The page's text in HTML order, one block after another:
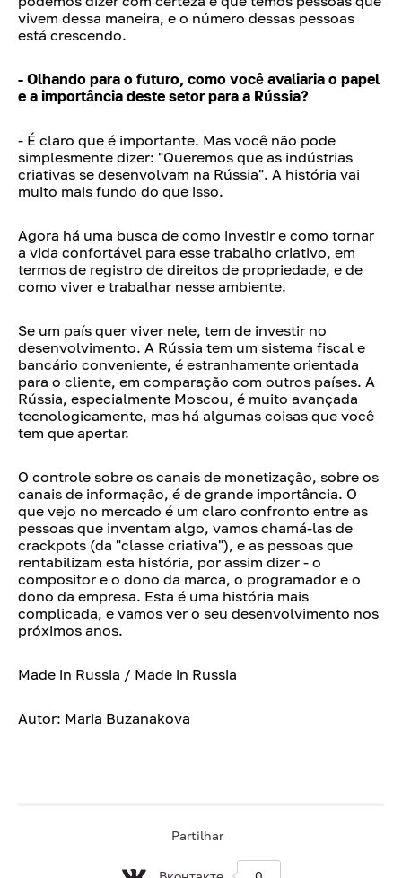
vivem dessa maneira, e o número dessas pessoas
está crescendo.
- Olhando para o futuro, como você avaliaria o papel
e a importância deste setor para a Rússia?
- É claro que é importante. Mas você não pode
simplesmente dizer: "Queremos que as indústrias
criativas se desenvolvam na Rússia". A história vai
muito mais fundo do que isso.
Agora há uma busca de como investir e como tornar
a vida confortável para esse trabalho criativo, em
termos de registro de direitos de propriedade, e de
como viver e trabalhar nesse ambiente.
Se um país quer viver nele, tem de investir no
desenvolvimento. A Rússia tem um sistema fiscal e
bancário conveniente, é estranhamente orientada
para o cliente, em comparação com outros países. A
Rússia, especialmente Moscou, é muito avançada
tecnologicamente, mas há algumas coisas que você
tem que apertar.
O controle sobre os canais de monetização, sobre os
canais de informação, é de grande importância. O
que vejo no mercado é um claro confronto entre as
pessoas que inventam algo, vamos chamá-las de
crackpots (da "classe criativa"), e as pessoas que
rentabilizam esta história, por assim dizer - o
compositor e o dono da marca, o programador e o
dono da empresa. Esta é uma história mais
complicada, e vamos ver o seu desenvolvimento nos
próximos anos.
Made in Russia / Made in Russia
Autor: Maria Buzanakova
Partilhar